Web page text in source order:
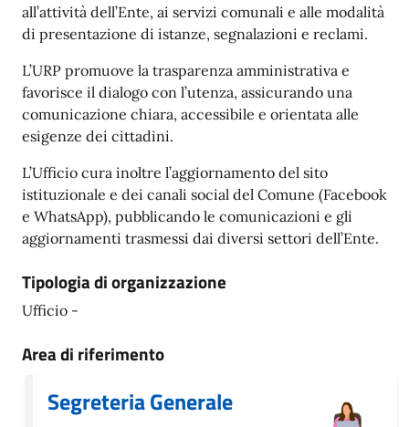
all’attività dell’Ente, ai servizi comunali e alle modalità
di presentazione di istanze, segnalazioni e reclami.
L’URP promuove la trasparenza amministrativa e
favorisce il dialogo con l’utenza, assicurando una
comunicazione chiara, accessibile e orientata alle
esigenze dei cittadini.
L’Ufficio cura inoltre l’aggiornamento del sito
istituzionale e dei canali social del Comune (Facebook
e WhatsApp), pubblicando le comunicazioni e gli
aggiornamenti trasmessi dai diversi settori dell’Ente.
Tipologia di organizzazione
Ufficio -
Area di riferimento
Segreteria Generale